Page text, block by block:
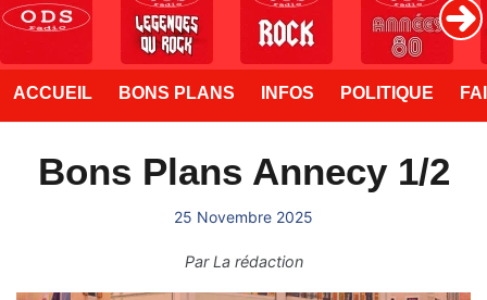
ACCUEIL BONS PLANS INFOS POLITIQUE
Bons Plans Annecy 1/2
25 Novembre 2025
ParLa rédaction